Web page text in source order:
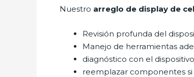
Nuestro arreglo de display de
Revisión profunda del
Manejo de herramientas
diagnóstico con el
reemplazar componentes